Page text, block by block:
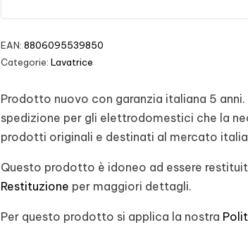
EAN: 8806095539850
Categorie: Lavatrice
Prodotto nuovo con garanzia italiana 5
spedizione per gli elettrodomestici che la
prodotti originali e destinati al mercato
Questo prodotto è idoneo ad essere
Restituzione per maggiori dettagli.
Per questo prodotto si applica la nostra